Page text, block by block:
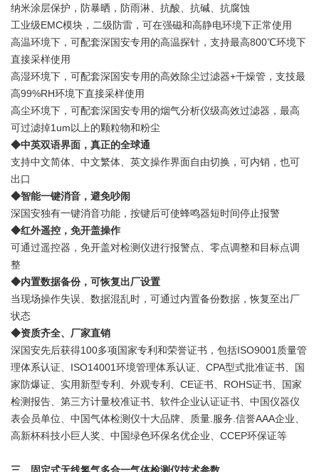
纳米涂层保护，防暴晒，防雨淋、抗酸、抗碱、抗腐蚀
工业级EMC模块，二级防雷，可在强磁和高静电环境下正常使用
高温环境下，可配套深国安专用的高温探针，支持最高800℃环境下
直接采样使用
高湿环境下，可配套深国安专用的高效除尘过滤器+干燥管，支技最
高99%RH环境下直接采样使用
高尘环境下，可配套深国安专用的烟气分析仪级高效过滤器，最高
可过滤掉1um以上的颗粒物和粉尘
◆中英双语界面，真正的全球通
支持中文简体、中文繁体、英文操作界面自由切换，可内销，也可
出口
◆智能一键消音，避免吵闹
深国安独有一键消音功能，按键后可使蜂鸣器短时间停止报警
◆红外遥控，免开盖操作
可通过遥控器，免开盖对检测仪进行报警点、零点调整和目标点调
整
◆内置数据备份，可恢复出厂设置
当现场操作失误、数据混乱时，可通过内置备份数据，恢复至出厂
状态
◆资质齐全、厂家直销
深国安先后获得100多项国家专利和荣誉证书，包括ISO9001质量管
理体系认证、ISO14001环境管理体系认证、CPA型式批准证书、国
家防爆证、实用新型专利、外观专利、CE证书、ROHS证书、国家
检测报告、第三方计量校准证书、软件企业认证证书、中国仪器仪
表会员单位、中国气体检测仪十大品牌、质量.服务.信誉AAA企业、
高新杯科技小巨人奖、中国绿色环保名优企业、CCEP环保证等